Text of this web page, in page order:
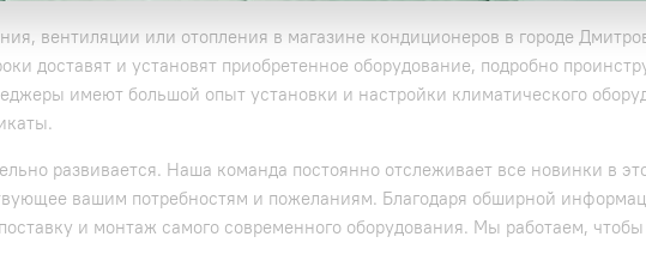
вентиляции или отопления в магазине кондиционеров в городе
доставят и установят приобретенное оборудование, подробно
имеют большой опыт установки и настройки климатического
развивается. Наша команда постоянно отслеживает все новинки в
вашим потребностям и пожеланиям. Благодаря обширной
и монтаж самого современного оборудования. Мы работаем,